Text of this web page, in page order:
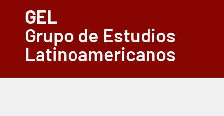
GEL
Grupo de Estudios
Latinoamericanos